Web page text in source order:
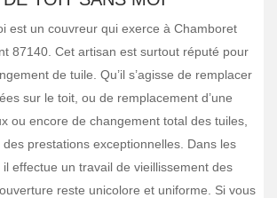
est un couvreur qui exerce à Chamboret
87140. Cet artisan est surtout réputé pour
de tuile. Qu’il s’agisse de remplacer
sur le toit, ou de remplacement d’une
ou encore de changement total des tuiles,
prestations exceptionnelles. Dans les
effectue un travail de vieillissement des
reste unicolore et uniforme. Si vous